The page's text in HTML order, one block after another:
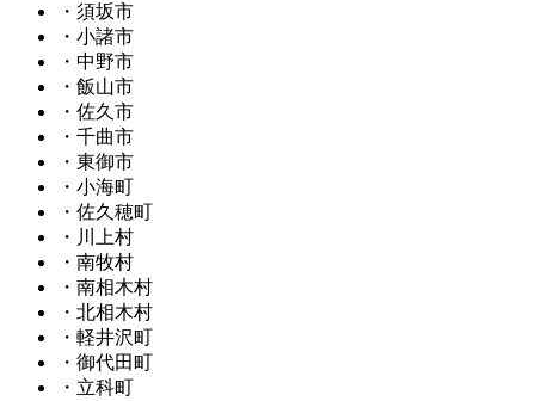
・須坂市
・小諸市
・中野市
・飯山市
・佐久市
・千曲市
・東御市
・小海町
・佐久穂町
・川上村
・南牧村
・南相木村
・北相木村
・軽井沢町
・御代田町
・立科町